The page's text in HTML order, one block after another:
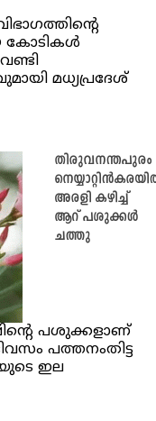
കോടികൾ
മധ്യപ്രദേശ്
തിരുവനന്തപുരം
അരളി കഴിച്ച്
ആറ് പശുക്കൾ
ചത്തു
പശുക്കളാണ്
പത്തനംതിട്ട
ഇല